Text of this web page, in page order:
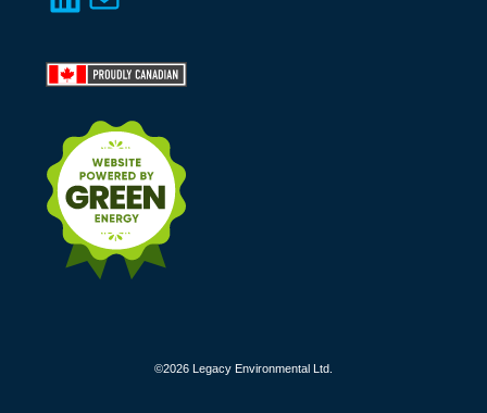
©2026 Legacy Environmental Ltd.